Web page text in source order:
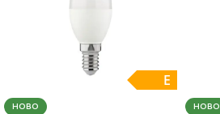
E
НОВО НОВО